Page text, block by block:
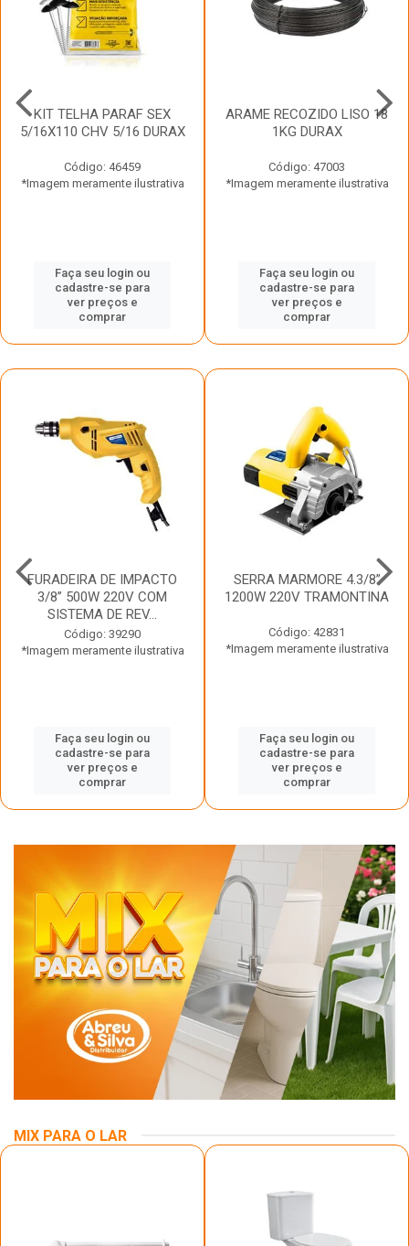
KIT TELHA PARAF SEX
5/16X110 CHV 5/16 DURAX
Código: 46459
*Imagem meramente ilustrativa
Faça seu login ou
cadastre-se para
ver preços e
comprar
ARAME RECOZIDO LISO 18
1KG DURAX
Código: 47003
*Imagem meramente ilustrativa
Faça seu login ou
cadastre-se para
ver preços e
comprar
FURADEIRA DE IMPACTO
3/8” 500W 220V COM
SISTEMA DE REV...
Código: 39290
*Imagem meramente ilustrativa
Faça seu login ou
cadastre-se para
ver preços e
comprar
SERRA MARMORE 4.3/8”
1200W 220V TRAMONTINA
Código: 42831
*Imagem meramente ilustrativa
Faça seu login ou
cadastre-se para
ver preços e
comprar
MIX PARA O LAR